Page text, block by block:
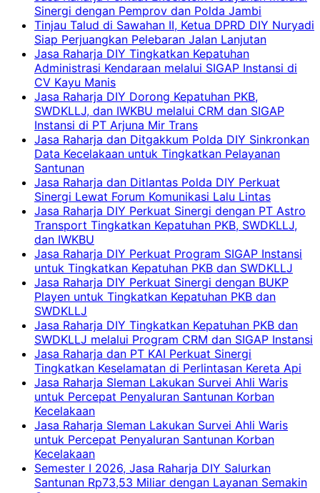
Sinergi dengan Pemprov dan Polda Jambi
Tinjau Talud di Sawahan II, Ketua DPRD DIY Nuryadi
Siap Perjuangkan Pelebaran Jalan Lanjutan
Jasa Raharja DIY Tingkatkan Kepatuhan
Administrasi Kendaraan melalui SIGAP Instansi di
CV Kayu Manis
Jasa Raharja DIY Dorong Kepatuhan PKB,
SWDKLLJ, dan IWKBU melalui CRM dan SIGAP
Instansi di PT Arjuna Mir Trans
Jasa Raharja dan Ditgakkum Polda DIY Sinkronkan
Data Kecelakaan untuk Tingkatkan Pelayanan
Santunan
Jasa Raharja dan Ditlantas Polda DIY Perkuat
Sinergi Lewat Forum Komunikasi Lalu Lintas
Jasa Raharja DIY Perkuat Sinergi dengan PT Astro
Transport Tingkatkan Kepatuhan PKB, SWDKLLJ,
dan IWKBU
Jasa Raharja DIY Perkuat Program SIGAP Instansi
untuk Tingkatkan Kepatuhan PKB dan SWDKLLJ
Jasa Raharja DIY Perkuat Sinergi dengan BUKP
Playen untuk Tingkatkan Kepatuhan PKB dan
SWDKLLJ
Jasa Raharja DIY Tingkatkan Kepatuhan PKB dan
SWDKLLJ melalui Program CRM dan SIGAP Instansi
Jasa Raharja dan PT KAI Perkuat Sinergi
Tingkatkan Keselamatan di Perlintasan Kereta Api
Jasa Raharja Sleman Lakukan Survei Ahli Waris
untuk Percepat Penyaluran Santunan Korban
Kecelakaan
Jasa Raharja Sleman Lakukan Survei Ahli Waris
untuk Percepat Penyaluran Santunan Korban
Kecelakaan
Semester I 2026, Jasa Raharja DIY Salurkan
Santunan Rp73,53 Miliar dengan Layanan Semakin